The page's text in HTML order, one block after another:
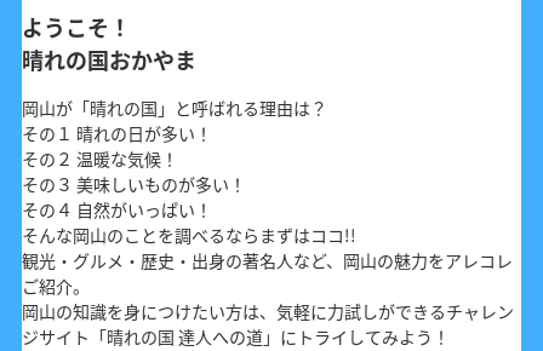
ようこそ！
晴れの国おかやま
岡山が「晴れの国」と呼ばれる理由は？
その１ 晴れの日が多い！
その２ 温暖な気候！
その３ 美味しいものが多い！
その４ 自然がいっぱい！
そんな岡山のことを調べるならまずはココ!!
観光・グルメ・歴史・出身の著名人など、岡山の魅力をアレコレ
ご紹介。
岡山の知識を身につけたい方は、気軽に力試しができるチャレン
ジサイト「晴れの国 達人への道」にトライしてみよう！